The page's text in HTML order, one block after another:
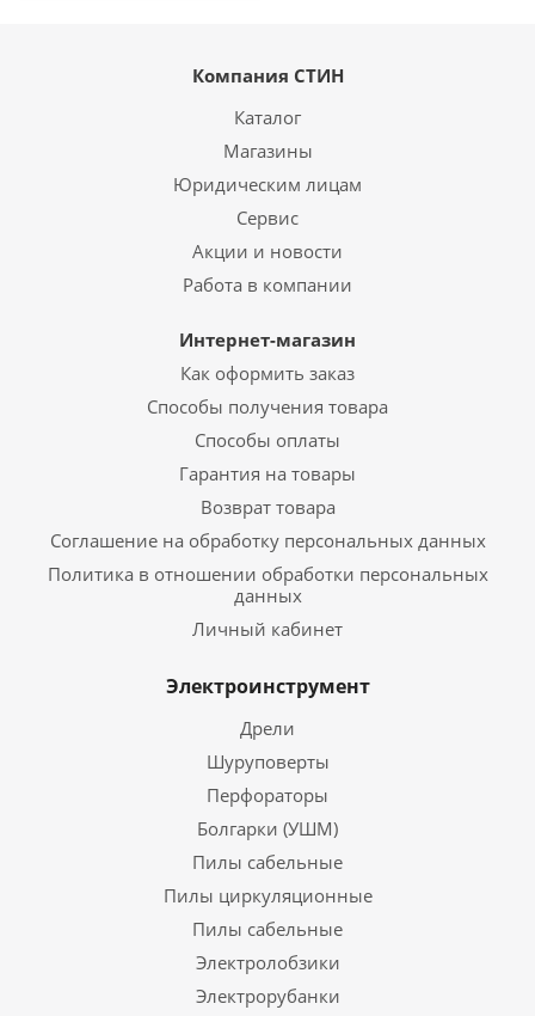
Компания СТИН
Каталог
Магазины
Юридическим лицам
Сервис
Акции и новости
Работа в компании
Интернет-магазин
Как оформить заказ
Способы получения товара
Способы оплаты
Гарантия на товары
Возврат товара
Соглашение на обработку персональных данных
Политика в отношении обработки персональных
данных
Личный кабинет
Электроинструмент
Дрели
Шуруповерты
Перфораторы
Болгарки (УШМ)
Пилы сабельные
Пилы циркуляционные
Пилы сабельные
Электролобзики
Электрорубанки